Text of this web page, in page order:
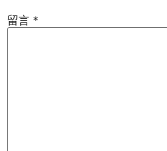
留言 *